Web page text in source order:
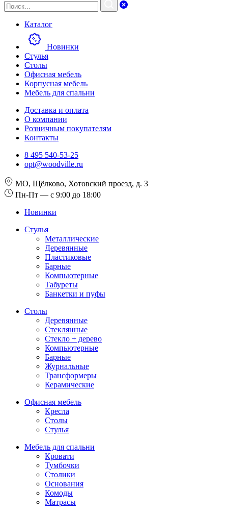
Каталог
Новинки
Стулья
Столы
Офисная мебель
Корпусная мебель
Мебель для спальни
Доставка и оплата
О компании
Розничным покупателям
Контакты
8 495 540-53-25
opt@woodville.ru
МО, Щёлково, Хотовский проезд, д. 3
Пн-Пт — с 9:00 до 18:00
Новинки
Стулья
Металлические
Деревянные
Пластиковые
Барные
Компьютерные
Табуреты
Банкетки и пуфы
Столы
Деревянные
Стеклянные
Стекло + дерево
Компьютерные
Барные
Журнальные
Трансформеры
Керамические
Офисная мебель
Кресла
Столы
Стулья
Мебель для спальни
Кровати
Тумбочки
Столики
Основания
Комоды
Матрасы